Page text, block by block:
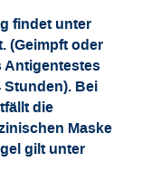
findet unter
(Geimpft oder
Antigentestes
Stunden). Bei
die
Maske
gilt unter